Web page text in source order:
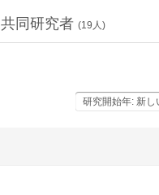
共同研究者 (19 人)